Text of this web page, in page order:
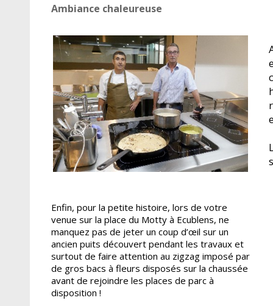
Ambiance chaleureuse
Enfin, pour la petite histoire, lors de votre
venue sur la place du Motty à Ecublens, ne
manquez pas de jeter un coup d’œil sur un
ancien puits découvert pendant les travaux et
surtout de faire attention au zigzag imposé par
de gros bacs à fleurs disposés sur la chaussée
avant de rejoindre les places de parc à
disposition !